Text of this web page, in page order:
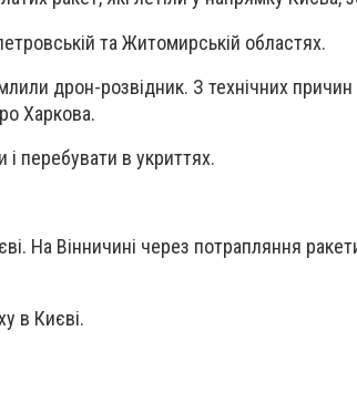
та Житомирській областях.
дрон-розвідник. З технічних причин
Харкова.
перебувати в укриттях.
На Вінничині через потрапляння
в Києві.